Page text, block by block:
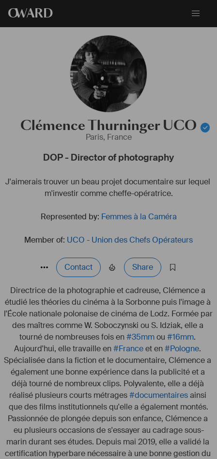
OWARD
Clémence Thurninger UCO
Paris, France
DOP - Director of photography
J'aimerais trouver un beau projet documentaire sur lequel
m'investir comme cheffe-opératrice.
Represented by: Femmes à la Caméra
Member of: UCO - Union des Chefs Opérateurs
Contact Share
Directrice de la photographie et cadreuse, Clémence a
étudié les théories du cinéma à la Sorbonne puis l'image à
l'École nationale polonaise de cinéma de Lodz. Formée par
des maîtres comme W. Soboczynski ou S. Idziak, elle a
tourné de nombreuses fois en #35mm ou #16mm.
Aujourd'hui, elle travaille en #France et en #Pologne.
Spécialisée dans la fiction et le documentaire, Clémence a
également une bonne expérience dans la publicité et a
déjà tourné de nombreux clips. Polyvalente, elle a déjà
réalisé plusieurs courts métrages #documentaires ainsi
que des films institutionnels qu'elle a également montés.
Passionnée de plongée depuis son enfance, Clémence a
eu plusieurs occasions de s'essayer au cadrage sous-
marin durant ses études. Depuis mai 2019, elle a validé la
certification hyperbare nécessaire à une bonne gestion du